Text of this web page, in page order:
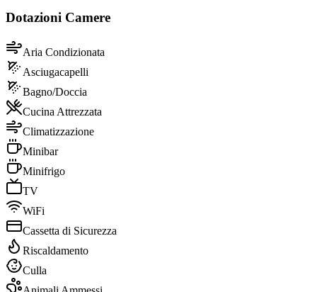
Dotazioni Camere
Aria Condizionata
Asciugacapelli
Bagno/Doccia
Cucina Attrezzata
Climatizzazione
Minibar
Minifrigo
TV
WiFi
Cassetta di Sicurezza
Riscaldamento
Culla